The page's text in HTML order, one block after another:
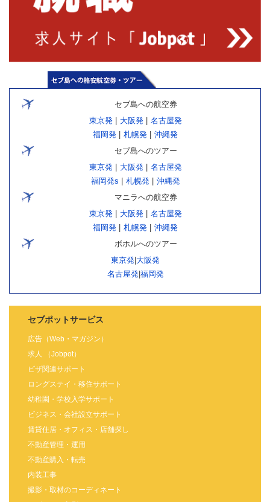
セブ島への航空券
東京発| 大阪発| 名古屋発
福岡発
札幌発
沖縄発
セブ島へのツアー
東京発| 大阪発| 名古屋発
福岡発s
札幌発| 沖縄発
マニラへの航空券
東京発| 大阪発| 名古屋発
福岡発
札幌発
沖縄発
ボホルへのツアー
東京発 大阪発
名古屋発| 福岡発
セブポットサービス
広告（Web・マガジン）
求人 （Jobpot）
ビザ関連サポート
ロングステイ・移住サポート
幼稚園・学校入学サポート
ビジネス・会社設立サポート
賃貸住居・オフィス・店舗探し
不動産管理・運用
不動産購入・転売
内装工事
撮影・取材のコーディネート